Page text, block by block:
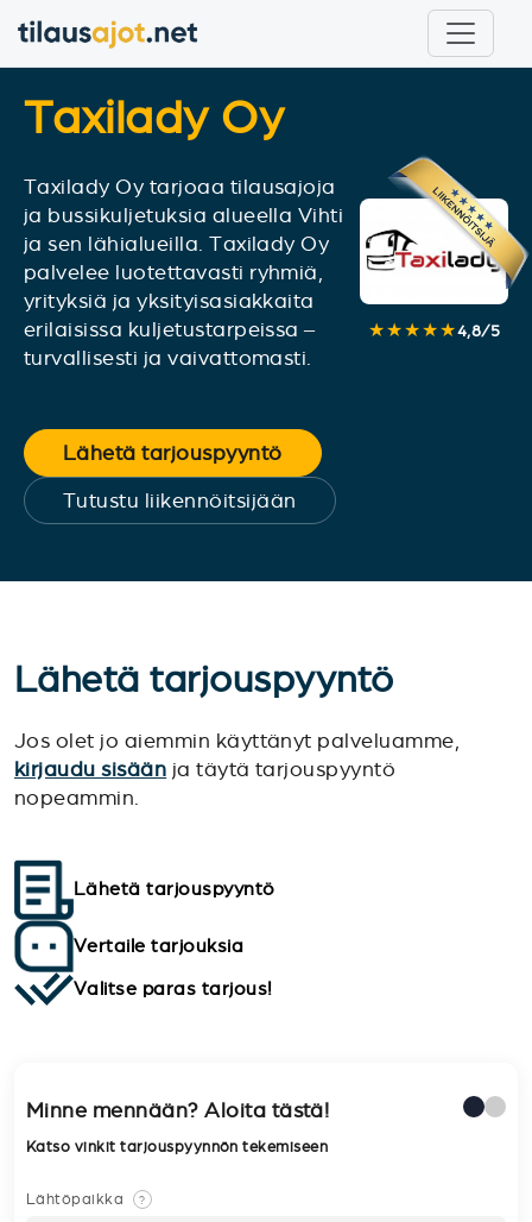
Taxilady Oy
Taxilady Oy tarjoaa tilausajoja
ja bussikuljetuksia alueella Vihti
ja sen lähialueilla. Taxilady Oy
palvelee luotettavasti ryhmiä,
yrityksiä ja yksityisasiakkaita
erilaisissa kuljetustarpeissa –
turvallisesti ja vaivattomasti.
★★★★★4,8/5
Lähetä tarjouspyyntö
Tutustu liikennöitsijään
Lähetä tarjouspyyntö
Jos olet jo aiemmin käyttänyt palveluamme,
kirjaudu sisään ja täytä tarjouspyyntö
nopeammin.
Lähetä tarjouspyyntö
Vertaile tarjouksia
Valitse paras tarjous!
Minne mennään? Aloita tästä!
Katso vinkit tarjouspyynnön tekemiseen
Lähtöpaikka ?